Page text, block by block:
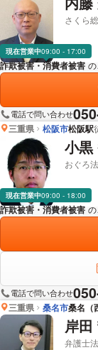
さくら
現在営業中09:00 - 17:00
詐欺被害・消費者被害
電話で問い合わせ
三重県 松阪市松阪駅
小黒
おぐろ
現在営業中09:00 - 18:00
詐欺被害・消費者被害
電話で問い合わせ
三重県 桑名市桑名（
岸田
弁護士